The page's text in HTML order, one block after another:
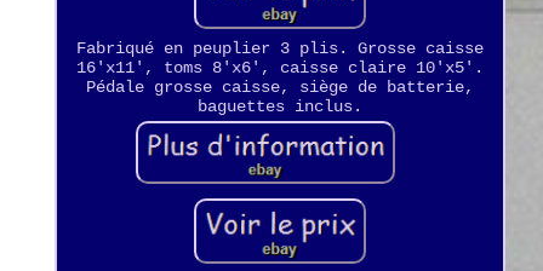
Fabriqué en peuplier 3 plis. Grosse caisse
16'x11', toms 8'x6', caisse claire 10'x5'.
Pédale grosse caisse, siège de batterie,
baguettes inclus.